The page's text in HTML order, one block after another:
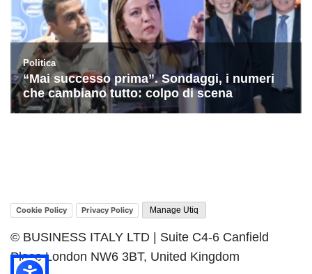
Cookie Policy Privacy Policy Manage Utiq
© BUSINESS ITALY LTD | Suite C4-6 Canfield
Place London NW6 3BT, United Kingdom